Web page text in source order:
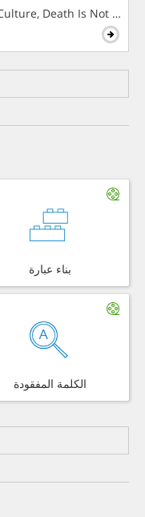
Death Is Not The
بناء عبارة
الكلمة المفقودة